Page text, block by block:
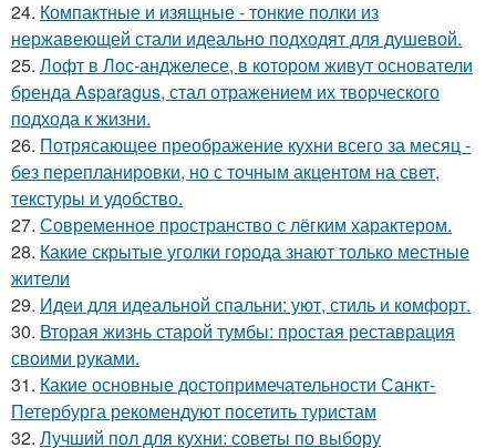
24. Компактные и изящные - тонкие полки из
нержавеющей стали идеально подходят для душевой.
25. Лофт в Лос-анджелесе, в котором живут основатели
бренда Asparagus, стал отражением их творческого
подхода к жизни.
26. Потрясающее преображение кухни всего за месяц -
без перепланировки, но с точным акцентом на свет,
текстуры и удобство.
27. Современное пространство с лёгким характером.
28. Какие скрытые уголки города знают только местные
жители
29. Идеи для идеальной спальни: уют, стиль и комфорт.
30. Вторая жизнь старой тумбы: простая реставрация
своими руками.
31. Какие основные достопримечательности Санкт-
Петербурга рекомендуют посетить туристам
32. Лучший пол для кухни: советы по выбору